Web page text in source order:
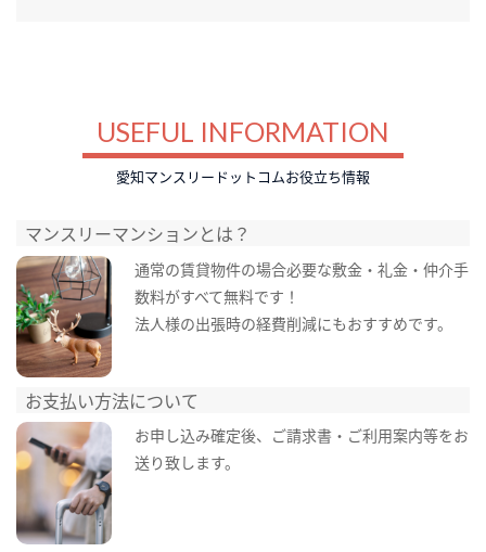
USEFUL INFORMATION
愛知マンスリードットコムお役立ち情報
マンスリーマンションとは？
通常の賃貸物件の場合必要な敷金・礼金・仲介手
数料がすべて無料です！
法人様の出張時の経費削減にもおすすめです。
お支払い方法について
お申し込み確定後、ご請求書・ご利用案内等をお
送り致します。